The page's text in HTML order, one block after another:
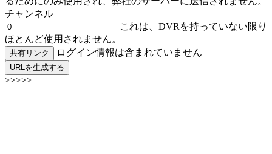
チャンネル
これは、DVRを持っていない限り
ほとんど使用されません。
共有リンク ログイン情報は含まれていません
URLを生成する
>>>>>